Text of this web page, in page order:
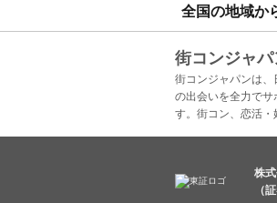
全国の地域か
街コンジャ
街コンジャパンは
の出会いを全力で
す。街コン、恋活
株
（